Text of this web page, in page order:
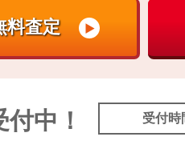
中！ 受付時